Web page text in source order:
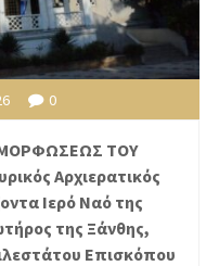
0
ΤΟΥ
Αρχιερατικός
Ιερό Ναό της
της Ξάνθης,
Επισκόπου